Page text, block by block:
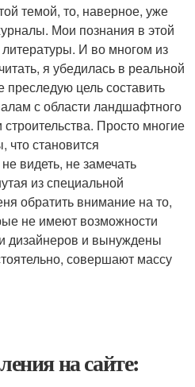
темой, то, наверное, уже
Мои познания в этой
И во многом из
я убедилась в реальной
цель составить
с области ландшафтного
Просто многие
что становится
видеть, не замечать
из специальной
обратить внимание на то,
не имеют возможности
дизайнеров и вынуждены
совершают массу
на сайте: